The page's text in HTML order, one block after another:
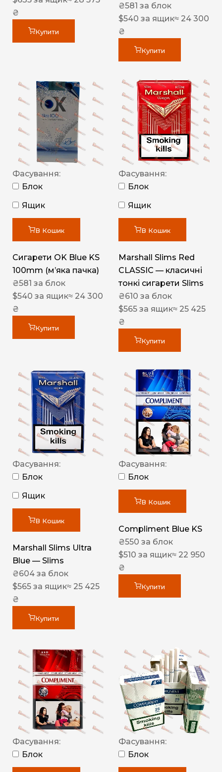
₴
Купити
₴581 за блок
$540 за ящик≈ 24 300
₴
Купити
Фасування:
Блок
Ящик
В Кошик
Сигарети OK Blue KS
100mm (м’яка пачка)
₴581 за блок
$540 за ящик≈ 24 300
₴
Купити
Фасування:
Блок
Ящик
В Кошик
Marshall Slims Red
CLASSIC — класичні
тонкі сигарети Slims
₴610 за блок
$565 за ящик≈ 25 425
₴
Купити
Фасування:
Блок
Ящик
В Кошик
Marshall Slims Ultra
Blue — Slims
₴604 за блок
$565 за ящик≈ 25 425
₴
Купити
Фасування:
Блок
В Кошик
Compliment Blue KS
₴550 за блок
$510 за ящик≈ 22 950
₴
Купити
Фасування:
Блок
Фасування:
Блок